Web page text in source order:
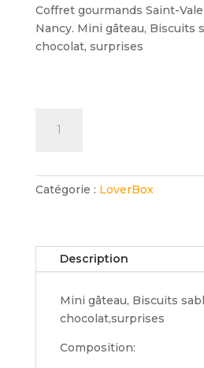
Coffret gourmands Saint-
Nancy. Mini gâteau, Biscuits
chocolat, surprises
Valentin
Catégorie : LoverBox
Description
Mini gâteau, Biscuits
chocolat,surprises
Composition: